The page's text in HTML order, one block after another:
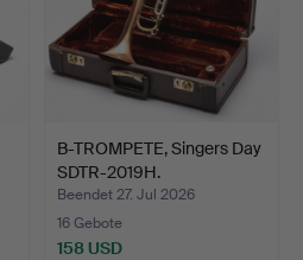
B-TROMPETE, Singers Day
SDTR-2019H.
Beendet 27. Jul 2026
16 Gebote
158 USD